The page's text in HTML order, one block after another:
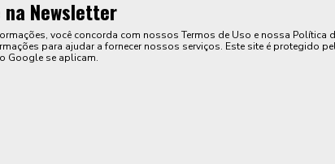
Newsletter
você concorda com nossos Termos de Uso e nossa Política
para ajudar a fornecer nossos serviços. Este site é protegido
Google se aplicam.